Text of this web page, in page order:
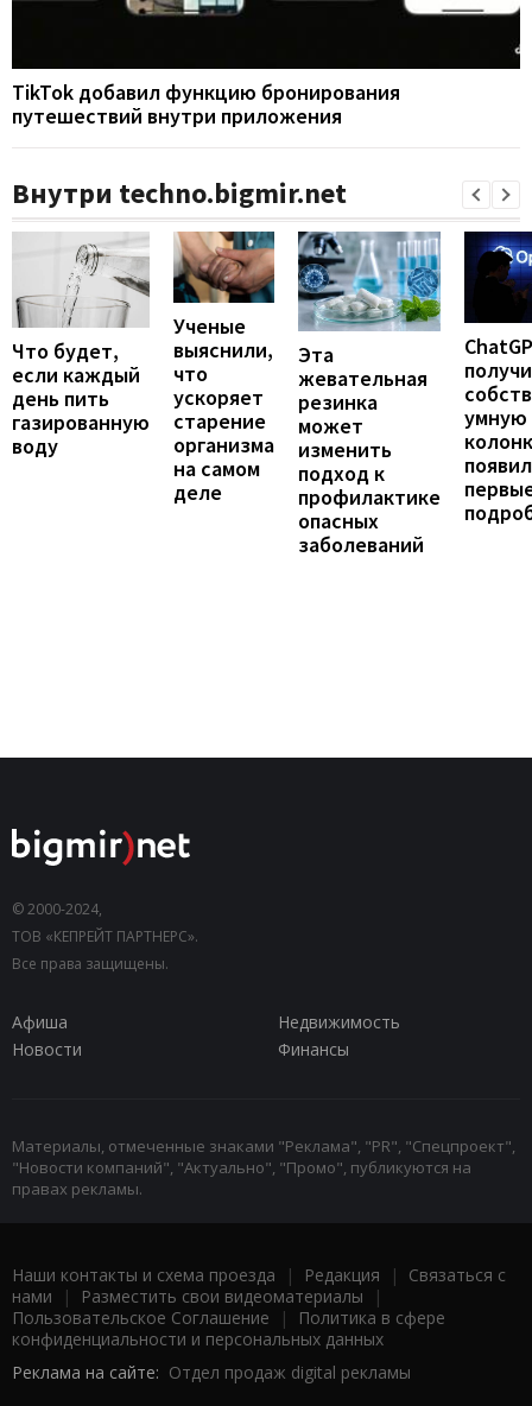
TikTok добавил функцию бронирования
путешествий внутри приложения
Внутри techno.bigmir.net
Что будет,
если каждый
день пить
газированную
воду
Ученые
выяснили,
что
ускоряет
старение
организма
на самом
деле
Эта
жевательная
резинка
может
изменить
подход к
профилактике
опасных
заболеваний
умную
© 2000-2024,
ТОВ «КЕПРЕЙТ ПАРТНЕРС».
Все права защищены.
Афиша
Недвижимость
Новости
Финансы
Материалы, отмеченные знаками "Реклама", "PR", "Спецпроект",
"Новости компаний", "Актуально", "Промо", публикуются на
правах рекламы.
Наши контакты и схема проезда | Редакция | Связаться с
нами | Разместить свои видеоматериалы |
Пользовательское Соглашение |
Политика в сфере
конфиденциальности и персональных данных
Реклама на сайте: Отдел продаж digital рекламы